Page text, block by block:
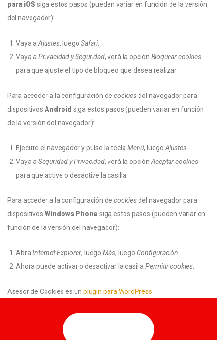
para iOS siga estos pasos (pueden variar en función de la versión
del navegador):
Vaya a Ajustes, luego Safari
Vaya a Privacidad y Seguridad, verá la opción Bloquear cookies
para que ajuste el tipo de bloqueo que desea realizar.
Para acceder a la configuración de cookies del navegador para
dispositivos Android siga estos pasos (pueden variar en función
de la versión del navegador):
Ejecute el navegador y pulse la tecla Menú, luego Ajustes
Vaya a Seguridad y Privacidad, verá la opción Aceptar cookies
para que active o desactive la casilla.
Para acceder a la configuración de cookies del navegador para
dispositivos Windows Phone siga estos pasos (pueden variar en
función de la versión del navegador):
Abra Internet Explorer, luego Más, luego Configuración
Ahora puede activar o desactivar la casilla Permitir cookies
Asesor de Cookies es un plugin para WordPress